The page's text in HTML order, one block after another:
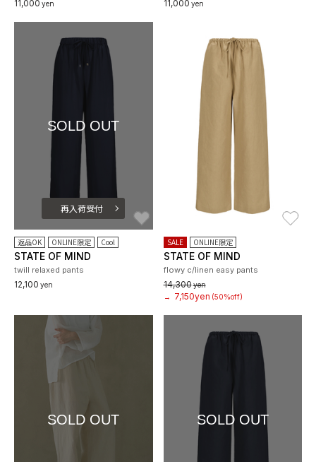
11,000 yen 11,000 yen
SOLD OUT
再入荷受付
返品OK ONLINE限定 Cool
STATE OF MIND
twill relaxed pants
12,100 yen
SALE ONLINE限定
STATE OF MIND
flowy c/linen easy pants
14,300yen
→
7,150yen (50%off)
SOLD OUT SOLD OUT